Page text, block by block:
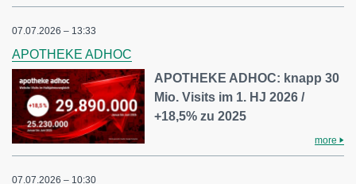
07.07.2026 – 13:33
APOTHEKE ADHOC
APOTHEKE ADHOC: knapp 30
Mio. Visits im 1. HJ 2026 /
+18,5% zu 2025
more
07.07.2026 – 10:30